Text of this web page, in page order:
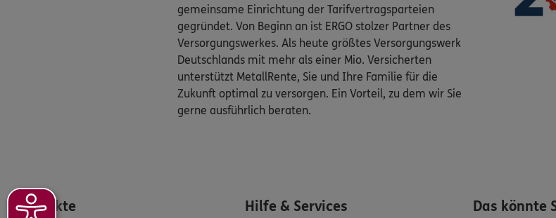
gemeinsame Einrichtung der Tarifvertragsparteien
gegründet. Von Beginn an ist ERGO stolzer Partner des
Versorgungswerkes. Als heute größtes Versorgungswerk
Deutschlands mit mehr als einer Mio. Versicherten
unterstützt MetallRente, Sie und Ihre Familie für die
Zukunft optimal zu versorgen. Ein Vorteil, zu dem wir Sie
gerne ausführlich beraten.
Produkte Hilfe & Services Das könnte